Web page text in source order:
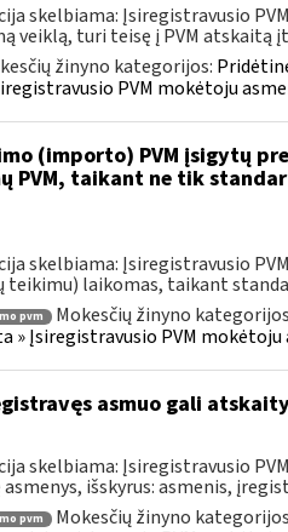
skelbiama: Įsiregistravusio
veiklą, turi teisę į PVM atskaitą
žinyno kategorijos:
PVM mokėtoju
(importo) PVM įsigytų
PVM, taikant ne tik
skelbiama: Įsiregistravusio
laikomas, taikant
pvm Mokesčių žinyno
» Įsiregistravusio PVM mokėtoju
asmuo gali
skelbiama: Įsiregistravusio
išskyrus: asmenis,
pvm Mokesčių žinyno